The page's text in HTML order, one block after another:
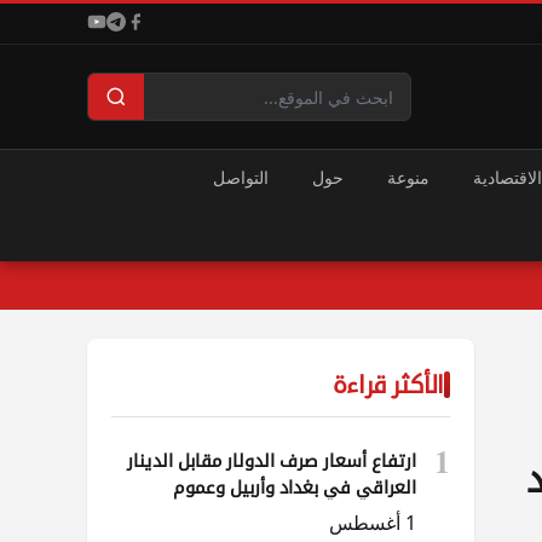
منوعة حول التواصل
الأكثر قراءة
1
ارتفاع أسعار صرف الدولار مقابل الدينار
العراقي في بغداد وأربيل وعموم
المحافظات
1 أغسطس